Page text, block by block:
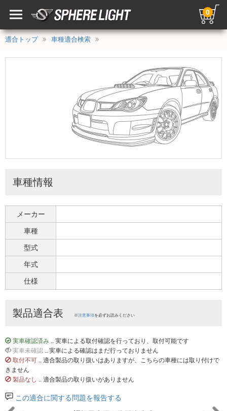
0
適合トップ 車種適合検索
車種情報
メーカー
車種
型式
年式
仕様
製品適合表 ※注意事項を必ずお読みください
実車確認済み .. 実車による取付確認を行っており、取付可能です
実車未確認 .. 実車による確認はまだ行っておりません
取付不可 .. 適合製品の取り扱いはありますが、こちらの車種には取り付けで
きません
製品なし .. 適合製品の取り扱いがありません
この適合に関する問題を報告する